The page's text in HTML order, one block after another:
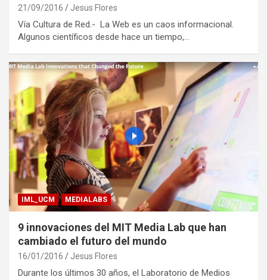
21/09/2016 Jesus Flores
Vía Cultura de Red.- La Web es un caos informacional.
Algunos científicos desde hace un tiempo,…
IML_UCM MEDIALABS
9 innovaciones del MIT Media Lab que han
cambiado el futuro del mundo
16/01/2016 Jesus Flores
Durante los últimos 30 años, el Laboratorio de Medios